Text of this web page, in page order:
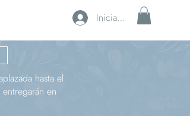
Iniciar sesión
hasta el
en